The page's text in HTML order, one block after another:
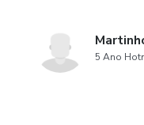
5 Ano